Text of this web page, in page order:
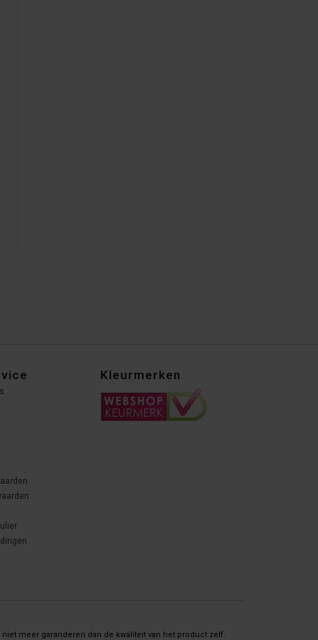
Kleurmerken
meer garanderen dan de kwaliteit van het product zelf.